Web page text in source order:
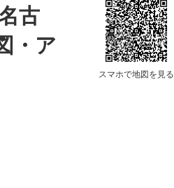
古
・ア
スマホで地図を見る